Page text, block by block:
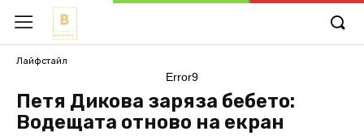
Лайфстайл
Error9
Петя Дикова заряза бебето:
Водещата отново на екран